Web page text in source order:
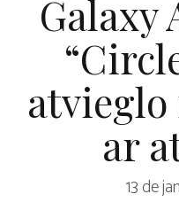
Galaxy
atvieglo
ar
13 de